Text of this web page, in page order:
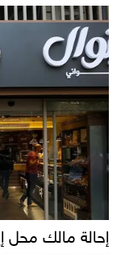
إحالة مالك محل